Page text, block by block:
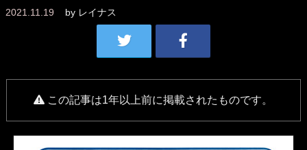
2021.11.19 by レイナス
この記事は1年以上前に掲載されたものです。